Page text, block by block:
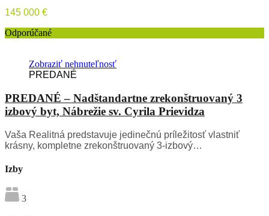
145 000 €
Odporúčané
Zobraziť nehnuteľnosť
PREDANÉ
PREDANÉ – Nadštandartne zrekonštruovaný 3
izbový byt, Nábrežie sv. Cyrila Prievidza
Vaša Realitná predstavuje jedinečnú príležitosť vlastniť
krásny, kompletne zrekonštruovaný 3-izbový…
Izby
3